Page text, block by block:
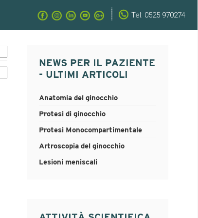
Tel: 0525 970274
NEWS PER IL PAZIENTE
- ULTIMI ARTICOLI
Anatomia del ginocchio
Protesi di ginocchio
Protesi Monocompartimentale
Artroscopia del ginocchio
Lesioni meniscali